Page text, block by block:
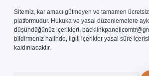
Sitemiz, kar amacı gütmeyen ve tamamen
platformudur. Hukuka ve yasal düzenlemelere
düşündüğünüz içerikleri,
bildirmeniz halinde, ilgili içerikler yasal süre
kaldırılacaktır.